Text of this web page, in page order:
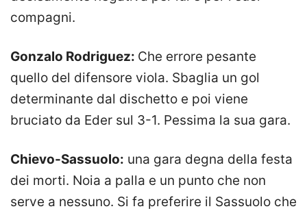
compagni.
Gonzalo Rodriguez: Che errore pesante
quello del difensore viola. Sbaglia un gol
determinante dal dischetto e poi viene
bruciato da Eder sul 3-1. Pessima la sua gara.
Chievo-Sassuolo: una gara degna della festa
dei morti. Noia a palla e un punto che non
serve a nessuno. Si fa preferire il Sassuolo che